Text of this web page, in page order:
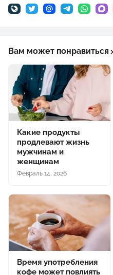
Вам может понравиться
Какие продукты
продлевают жизнь
мужчинам и
женщинам
Февраль 14, 2026
Время употребления
кофе может повлиять